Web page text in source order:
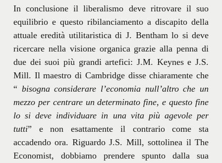
In conclusione il liberalismo deve ritrovare il suo
equilibrio e questo ribilanciamento a discapito della
attuale eredità utilitaristica di J. Bentham lo si deve
ricercare nella visione organica grazie alla penna di
due dei suoi più grandi artefici: J.M. Keynes e J.S.
Mill. Il maestro di Cambridge disse chiaramente che
“ bisogna considerare l’economia null’altro che un
mezzo per centrare un determinato fine, e questo fine
lo si deve individuare in una vita più agevole per
tutti” e non esattamente il contrario come sta
accadendo ora. Riguardo J.S. Mill, sottolinea il The
Economist, dobbiamo prendere spunto dalla sua